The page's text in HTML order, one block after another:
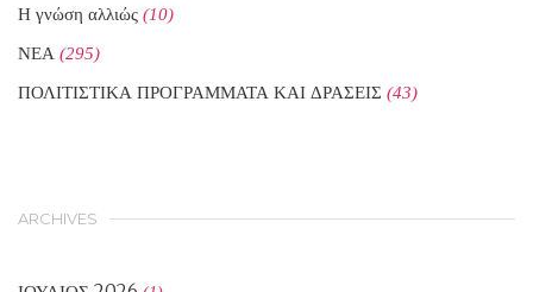
Η γνώση αλλιώς (10)
ΝΕΑ (295)
ΠΟΛΙΤΙΣΤΙΚΑ ΠΡΟΓΡΑΜΜΑΤΑ ΚΑΙ ΔΡΑΣΕΙΣ (43)
ARCHIVES